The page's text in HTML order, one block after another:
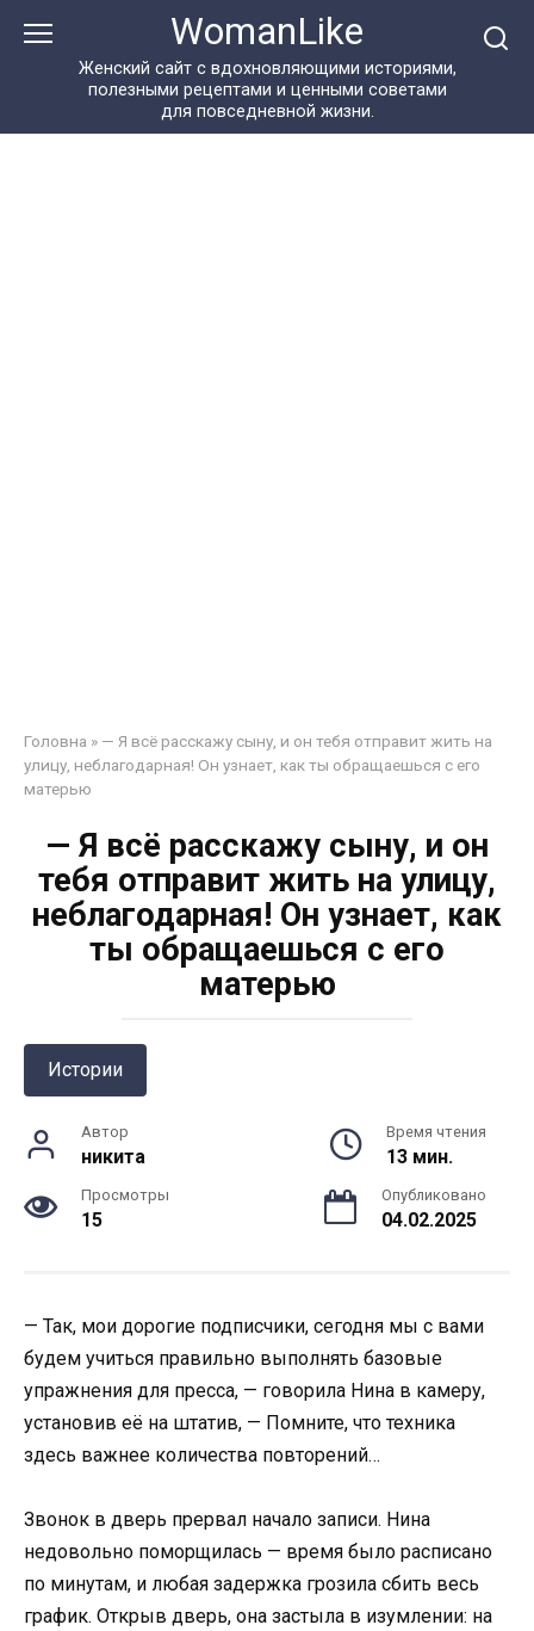
WomanLike
Женский сайт с вдохновляющими историями,
полезными рецептами и ценными советами
для повседневной жизни.
Головна » — Я всё расскажу сыну, и он тебя отправит жить на
улицу, неблагодарная! Он узнает, как ты обращаешься с его
матерью
— Я всё расскажу сыну, и он
тебя отправит жить на улицу,
неблагодарная! Он узнает, как
ты обращаешься с его
матерью
Истории
Автор
никита
Время чтения
13 мин.
Просмотры
15
Опубликовано
04.02.2025
— Так, мои дорогие подписчики, сегодня мы с вами
будем учиться правильно выполнять базовые
упражнения для пресса, — говорила Нина в камеру,
установив её на штатив, — Помните, что техника
здесь важнее количества повторений…
Звонок в дверь прервал начало записи. Нина
недовольно поморщилась — время было расписано
по минутам, и любая задержка грозила сбить весь
график. Открыв дверь, она застыла в изумлении: на